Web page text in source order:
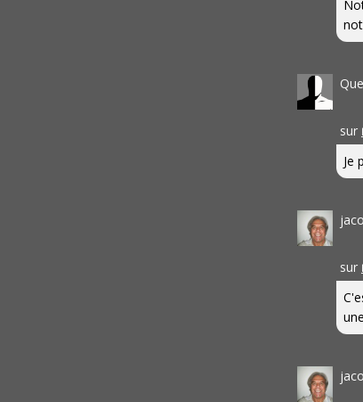
sur
Je
sur